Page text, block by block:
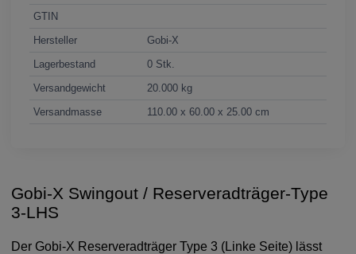
GTIN
Hersteller
Gobi-X
Lagerbestand
0 Stk.
Versandgewicht
20.000 kg
Versandmasse
110.00 x 60.00 x 25.00 cm
Gobi-X Swingout / Reserveradträger-Type
3-LHS
Der Gobi-X Reserveradträger Type 3 (Linke Seite) lässt